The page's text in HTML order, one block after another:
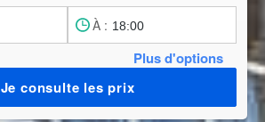
À :
Plus d'options
Je consulte les prix